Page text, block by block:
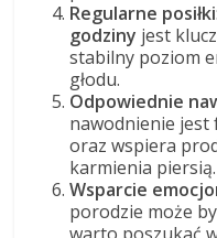
Regularne posiłki
godziny jest
stabilny poziom
głodu.
Odpowiednie
nawodnienie
oraz wspiera
karmienia piersią.
Wsparcie
porodzie może